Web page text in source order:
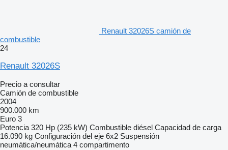
Renault 32026S camión de
combustible
24
Renault 32026S
Precio a consultar
Camión de combustible
2004
900.000 km
Euro 3
Potencia 320 Hp (235 kW) Combustible diésel Capacidad de carga
16.090 kg Configuración del eje 6x2 Suspensión
neumática/neumática 4 compartimento